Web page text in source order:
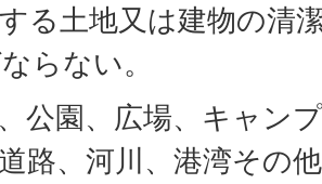
る土地又は建物の清
らない。
公園、広場、キャン
路、河川、港湾その